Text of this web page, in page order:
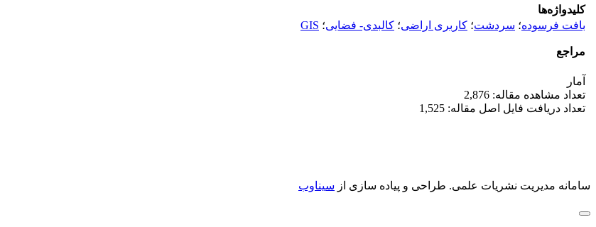
کلیدواژه‌ها
بافت فرسوده؛ سردشت؛ کاربری اراضی؛ کالبدی- فضایی؛ GIS
مراجع
آمار
تعداد مشاهده مقاله: 2,876
تعداد دریافت فایل اصل مقاله: 1,525
سامانه مدیریت نشریات علمی. طراحی و پیاده سازی از سیناوب